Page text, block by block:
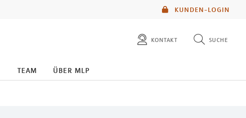
KUNDEN-LOGIN
kontakt suche
team über mlp